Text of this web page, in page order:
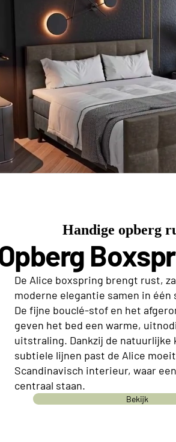
Handige opberg
De Alice boxspring brengt rust,
moderne elegantie samen in
De fijne bouclé-stof en het
geven het bed een warme,
uitstraling. Dankzij de natuurlijke
subtiele lijnen past de Alice
Scandinavisch interieur, waar
centraal staan.
Bekijk